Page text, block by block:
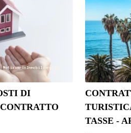
DI
TASSE -